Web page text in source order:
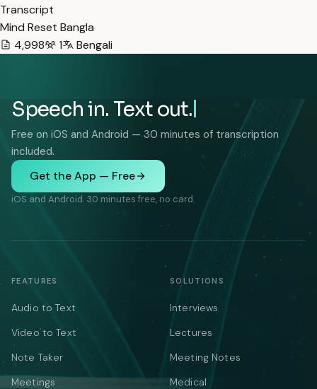
Transcript
Mind Reset Bangla
4,998
1 Bengali
Speech in. Text out.
Free on iOS and Android — 30 minutes of transcription
included.
Get the App — Free
iOS and Android. 30 minutes free, no card.
FEATURES
Audio to Text
Video to Text
Note Taker
Meetings
SOLUTIONS
Interviews
Lectures
Meeting Notes
Medical